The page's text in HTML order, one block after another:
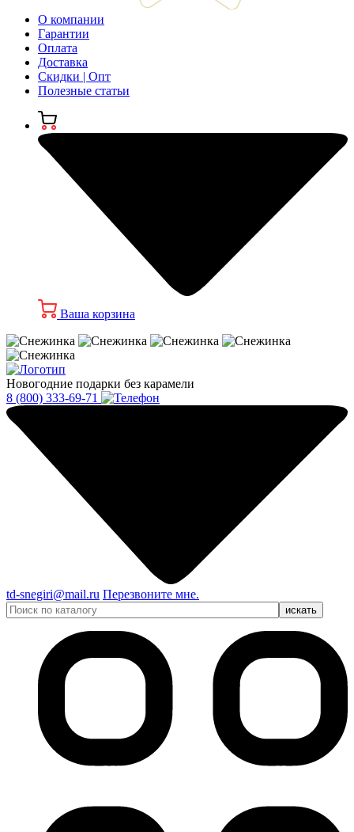
О компании
Гарантии
Оплата
Доставка
Скидки | Опт
Полезные статьи
Ваша корзина
Новогодние подарки без карамели
8 (800) 333-69-71
td-snegiri@mail.ru Перезвоните мне.